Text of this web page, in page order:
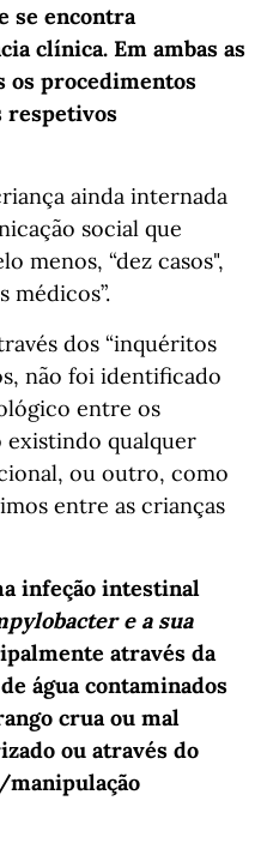
se encontra
clínica. Em ambas as
os procedimentos
respetivos
ainda internada
social que
menos, “dez casos",
médicos”.
dos “inquéritos
não foi identificado
entre os
existindo qualquer
ou outro, como
entre as crianças
infeção intestinal
e a sua
através da
água contaminados
crua ou mal
ou através do